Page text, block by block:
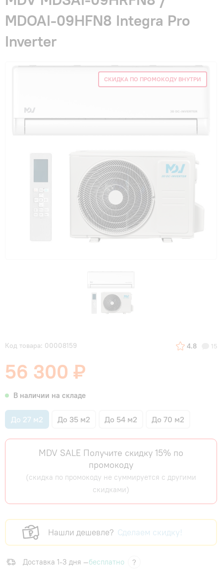
Гарантия и сервис
Монтаж
Контакты
MDOAI-09HFN8 Integra Pro
Inverter
СКИДКА ПО ПРОМОКОДУ ВНУТРИ
Код товара: 00008159 4.8 15
56 300 ₽
В наличии на складе
До 27 м2 До 35 м2 До 54 м2 До 70 м2
MDV SALE Получите скидку 15% по
промокоду
(скидка по промокоду не суммируется с другими
скидками)
Нашли дешевле? Сделаем скидку!
Доставка 1-3 дня —бесплатно
?